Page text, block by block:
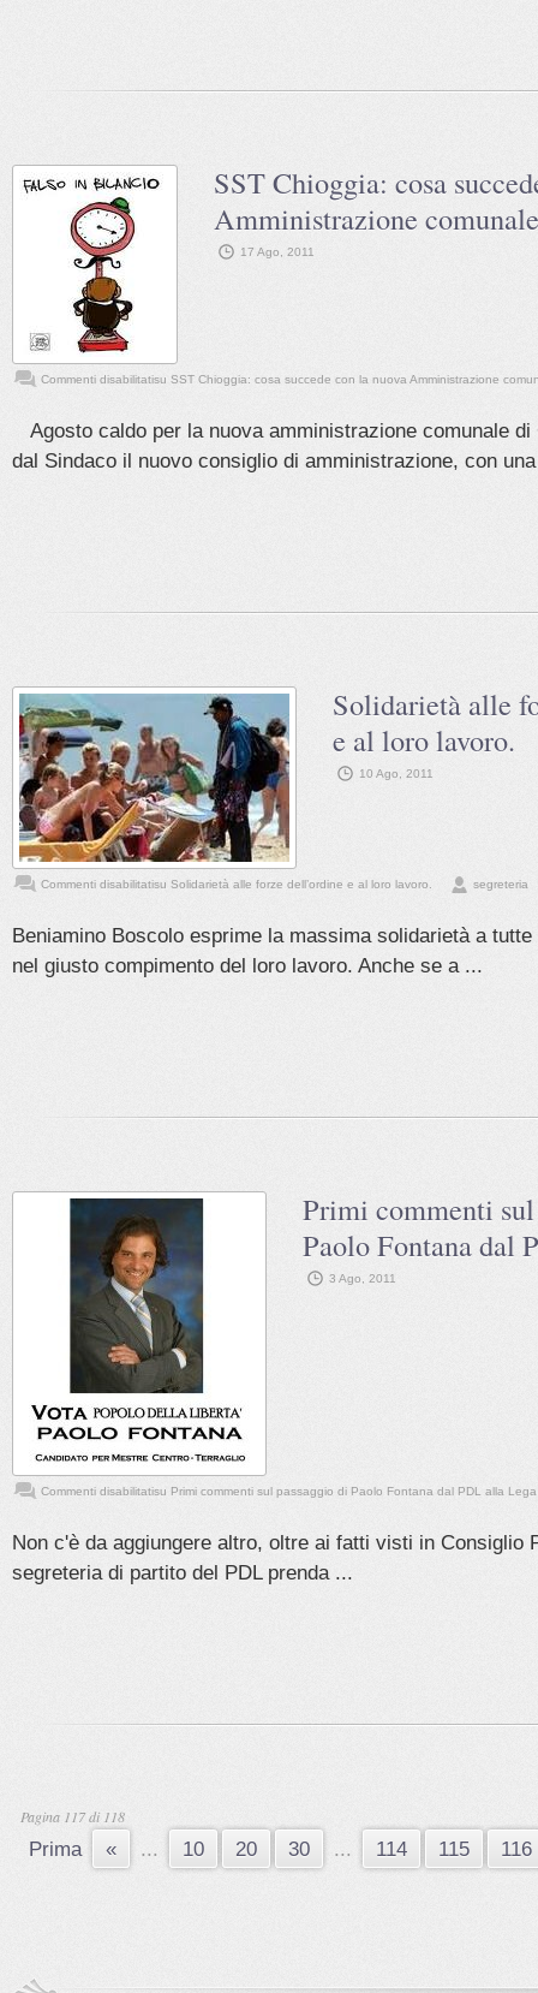
SST Chioggia: cosa
Amministrazione
17 Ago, 2011
Commenti disabilitatisu SST Chioggia: cosa succede con la nuova Amministrazione
Agosto caldo per la nuova amministrazione comunale di
dal Sindaco il nuovo consiglio di amministrazione, con
Solidarietà alle
e al loro lavoro.
10 Ago, 2011
Commenti disabilitatisu Solidarietà alle forze dell’ordine e al loro lavoro. segreteria
Beniamino Boscolo esprime la massima solidarietà a
nel giusto compimento del loro lavoro. Anche se a ...
Primi commenti
Paolo Fontana dal
3 Ago, 2011
Commenti disabilitatisu Primi commenti sul passaggio di Paolo Fontana dal PDL alla Lega
Non c'è da aggiungere altro, oltre ai fatti visti in Consiglio
segreteria di partito del PDL prenda ...
Pagina 117 di 118
Prima « ... 10 20 30 ... 114 115 116